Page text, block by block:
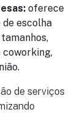
oferece
de escolha
de serviços